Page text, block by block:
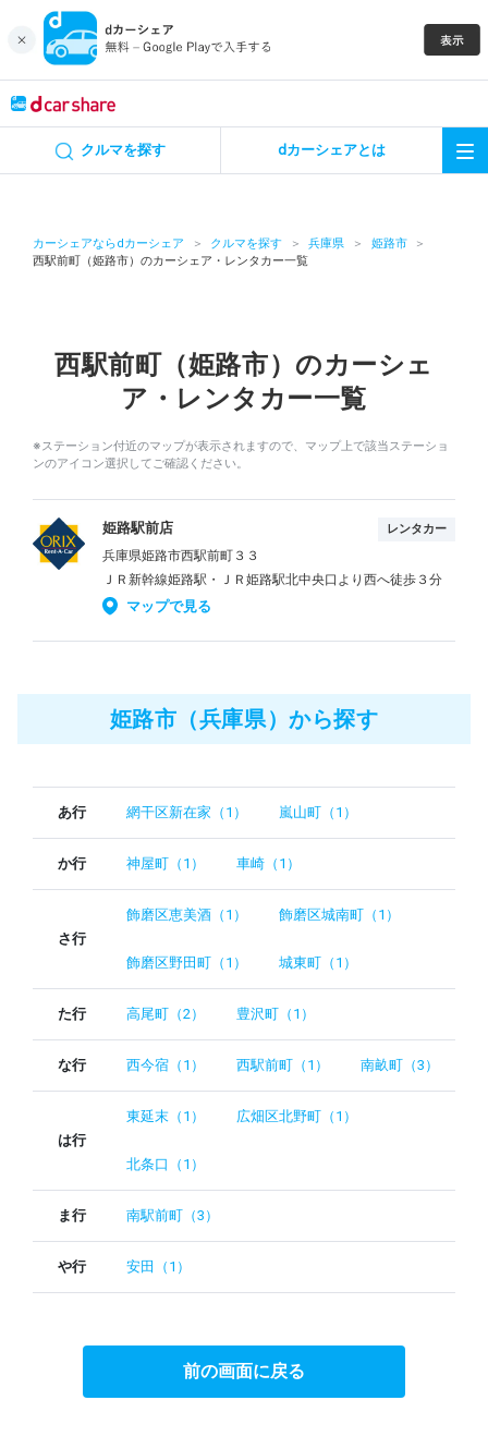
クルマを探す dカーシェアとは
カーシェアならdカーシェア クルマを探す 兵庫県
姫路市
西駅前町（姫路市）のカーシェア・レンタカー一覧
西駅前町（姫路市）のカーシェ
ア・レンタカー一覧
※ステーション付近のマップが表示されますので、マップ上で該当ステーショ
ンのアイコン選択してご確認ください。
姫路駅前店 レンタカー
兵庫県姫路市西駅前町３３
ＪＲ新幹線姫路駅・ＪＲ姫路駅北中央口より西へ徒歩３分
マップで見る
姫路市（兵庫県）から探す
あ行 網干区新在家（1） 嵐山町（1）
か行 神屋町（1） 車崎（1）
さ行
飾磨区恵美酒（1） 飾磨区城南町（1）
飾磨区野田町（1） 城東町（1）
た行 高尾町（2） 豊沢町（1）
な行 西今宿（1） 西駅前町（1） 南畝町（3）
は行
東延末（1） 広畑区北野町（1）
北条口（1）
ま行 南駅前町（3）
や行 安田（1）
前の画面に戻る
カーシェア
特集
アプリの使い方